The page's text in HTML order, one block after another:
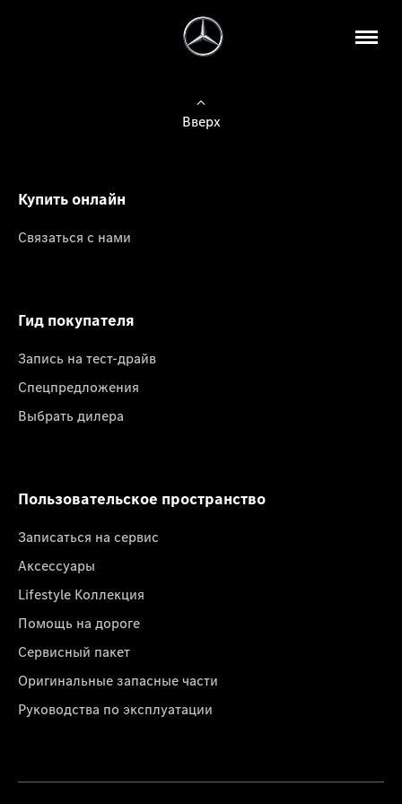
Вверх
Купить онлайн
Связаться с нами
Гид покупателя
Запись на тест-драйв
Спецпредложения
Выбрать дилера
Пользовательское пространство
Записаться на сервис
Аксессуары
Lifestyle Коллекция
Помощь на дороге
Сервисный пакет
Оригинальные запасные части
Руководства по эксплуатации